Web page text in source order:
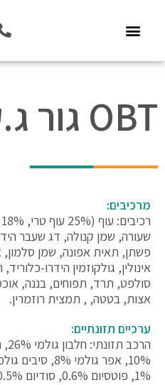
n
a
t OBT גור ג.ק 2.27 קג
מרכיבים:
שעורה, שמן קנולה, דג שעבר
פשתן, תאית אפונה, שמן
אינולין, גולקוזמין הידרו-
סולפט, תרד, תפוחים, בננה,
אצות, בטטה, , תמצית רוזמרין.
ערכיים תזונתיים:
‎1%, פוטסיום 0.6%, סודיום 0.5%